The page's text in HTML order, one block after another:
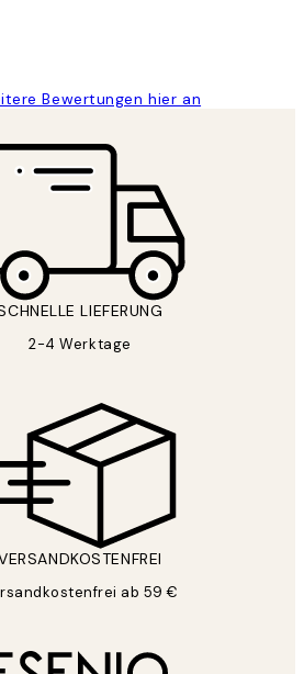
Bewertungen hier an
LIEFERUNG
2-4 Werktage
ab 59 €